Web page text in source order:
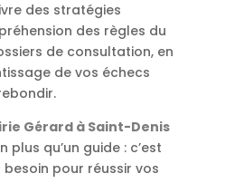
des stratégies
des règles du
de consultation, en
de vos échecs
Gérard à Saint-Denis
plus qu’un guide : c’est
besoin pour réussir vos